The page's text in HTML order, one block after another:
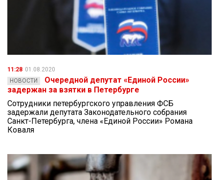
11:28 01.08.2020
НОВОСТИ
Очередной депутат «Единой России»
задержан за взятки в Петербурге
Сотрудники петербургского управления ФСБ
задержали депутата Законодательного собрания
Санкт-Петербурга, члена «Единой России» Романа
Коваля